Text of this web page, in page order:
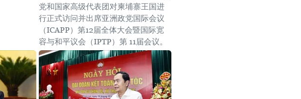
党和国家高级代表团对柬埔寨王国进
行正式访问并出席亚洲政党国际会议
（ICAPP）第12届全体大会暨国际宽
容与和平议会（IPTP）第 11届会议。